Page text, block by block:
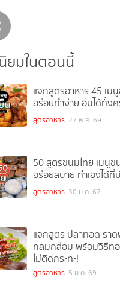
ยมในตอนนี้
แจกสูตรอาหาร 45 เมนู
อร่อยทำง่าย อิ่มได้ทั้ง
สูตรอาหาร 27 พ.ค. 69
50 สูตรขนมไทย เมนูข
อร่อยสบาย ทำเองได้ที่
สูตรอาหาร 30 ม.ค. 67
แจกสูตร ปลาทอด รา
กลมกล่อม พร้อมวิธีท
ไม่ติดกระทะ!
สูตรอาหาร 5 ม.ค. 69